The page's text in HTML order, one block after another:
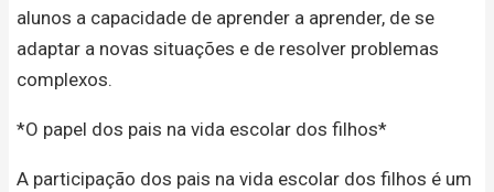
alunos a capacidade de aprender a aprender, de se
adaptar a novas situações e de resolver problemas
complexos.
*O papel dos pais na vida escolar dos filhos*
A participação dos pais na vida escolar dos filhos é um